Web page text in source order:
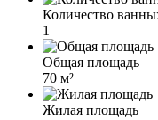
Количество
1
Общая площадь
70 м²
Жилая площадь